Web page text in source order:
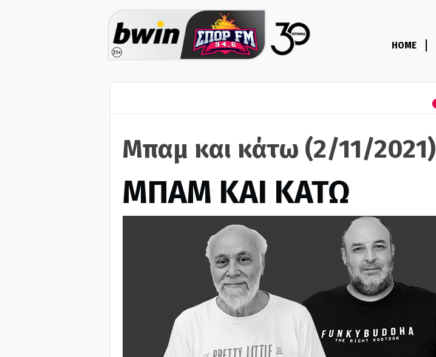
HOME
Μπαμ και κάτω (2/11/2021)
ΜΠΑΜ ΚΑΙ ΚΑΤΩ